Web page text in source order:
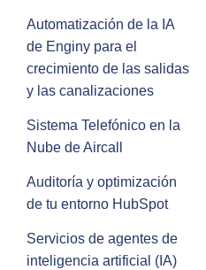
Automatización de la IA
de Enginy para el
crecimiento de las salidas
y las canalizaciones
Sistema Telefónico en la
Nube de Aircall
Auditoría y optimización
de tu entorno HubSpot
Servicios de agentes de
inteligencia artificial (IA)